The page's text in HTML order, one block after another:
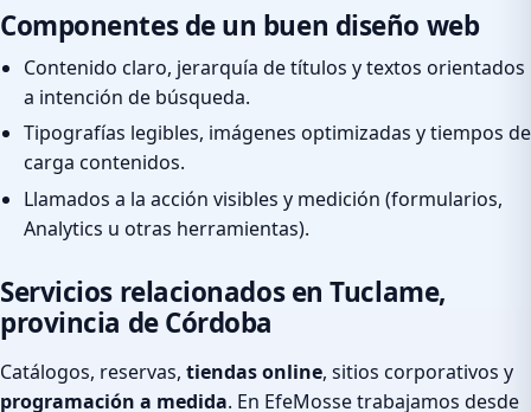
Componentes de un buen diseño web
Contenido claro, jerarquía de títulos y textos orientados
a intención de búsqueda.
Tipografías legibles, imágenes optimizadas y tiempos de
carga contenidos.
Llamados a la acción visibles y medición (formularios,
Analytics u otras herramientas).
Servicios relacionados en Tuclame,
provincia de Córdoba
Catálogos, reservas, tiendas online, sitios corporativos y
programación a medida. En EfeMosse trabajamos desde